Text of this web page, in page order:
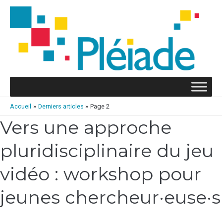
Aller
contenu
Accueil Derniers articles Page 2
Vers une approche
pluridisciplinaire du jeu
vidéo : workshop pour
jeunes chercheur·euse·s
Vers
une
approche
pluridisciplinaire
jeu
vidéo
Pagination
d’article